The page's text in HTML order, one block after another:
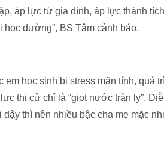
áp lực từ gia đình, áp lực thành
đường”, BS Tâm cảnh báo.
học sinh bị stress mãn tính, quá
thi cử chỉ là “giọt nước tràn ly”.
thì nên nhiều bậc cha mẹ mặc